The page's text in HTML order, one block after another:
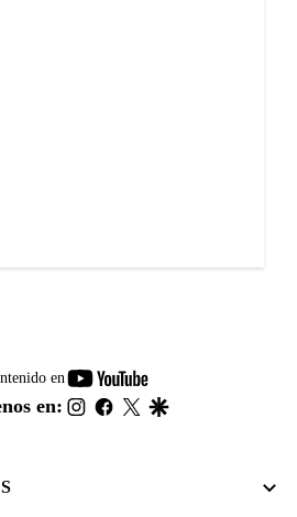
en
youtube-
footer
en: instagram
facebook
twitter